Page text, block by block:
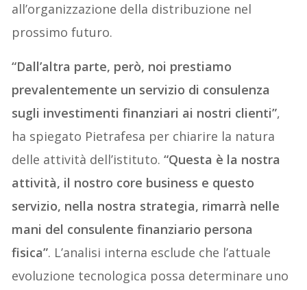
all’organizzazione della distribuzione nel
prossimo futuro.
“Dall’altra parte, però, noi prestiamo
prevalentemente un servizio di consulenza
sugli investimenti finanziari ai nostri clienti”,
ha spiegato Pietrafesa per chiarire la natura
delle attività dell’istituto.“Questa è la nostra
attività, il nostro core business e questo
servizio, nella nostra strategia, rimarrà nelle
mani del consulente finanziario persona
fisica”. L’analisi interna esclude che l’attuale
evoluzione tecnologica possa determinare uno